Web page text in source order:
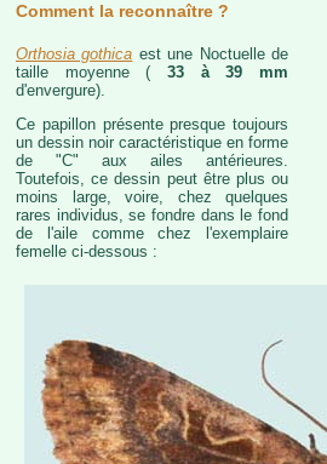
Comment la reconnaître ?
Orthosia gothica est une Noctuelle de
taille moyenne ( 33 à 39 mm
d'envergure).
Ce papillon présente presque toujours
un dessin noir caractéristique en forme
de "C" aux ailes antérieures.
Toutefois, ce dessin peut être plus ou
moins large, voire, chez quelques
rares individus, se fondre dans le fond
de l'aile comme chez l'exemplaire
femelle ci-dessous :